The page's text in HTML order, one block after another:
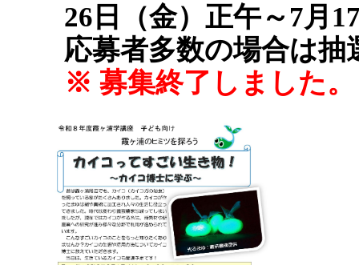
26日（金）正午～7
応募者多数の場合は
※ 募集終了しました。